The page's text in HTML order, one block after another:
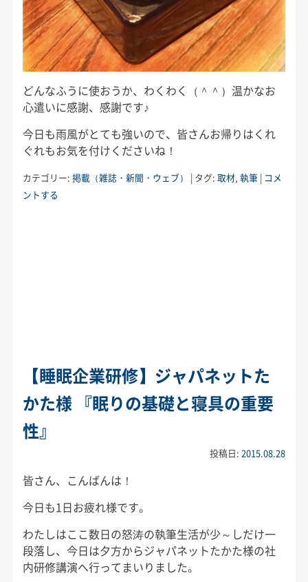
どんなふうに使おうか、わくわく（＾＾）温かなお
心遣いに感謝、感謝です♪
今日も雨風がとても強いので、皆さんお帰りはくれ
ぐれもお気を付けくださいね！
カテゴリー: 掲載（雑誌・新聞・ウェブ） | タグ: 取材, 執筆 | コメ
ントする
【睡眠企業研修】ジャパネットた
かた様 『眠りの基礎と寝具の重要
性』
投稿日:2015.08.28
皆さん、こんばんは！
今日も1日お疲れ様です。
わたしはここ数日の怒涛の執筆生活が少～しだけ一
段落し、今日は夕方からジャパネットたかた様の社
内研修講演へ行ってまいりました。